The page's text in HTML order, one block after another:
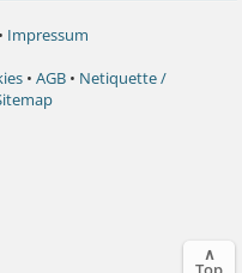
• Impressum
• AGB • Netiquette /
∧